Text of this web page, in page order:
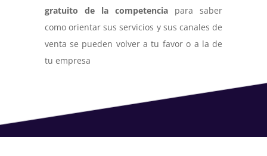
gratuito de la competencia para saber
como orientar sus servicios y sus canales de
venta se pueden volver a tu favor o a la de
tu empresa